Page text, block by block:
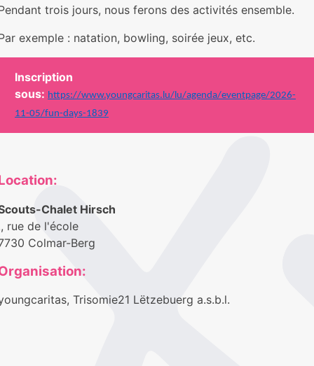
trois jours, nous ferons des activités ensemble.
exemple : natation, bowling, soirée jeux, etc.
Inscription
sous: https://www.youngcaritas.lu/lu/agenda/eventpage/2026-
11-05/fun-days-1839
Chalet Hirsch
rue de l'école
Colmar-Berg
Trisomie21 Lëtzebuerg a.s.b.l.